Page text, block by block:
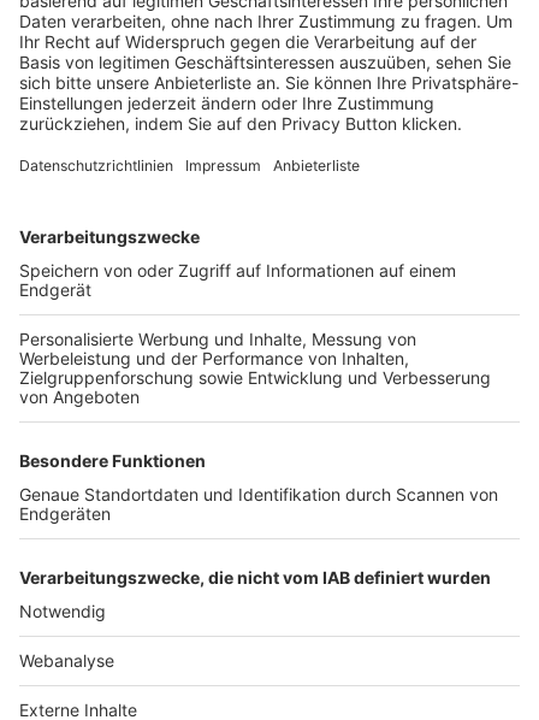
Trainerbörse
Login SpielPlus
FOLGE DEM BFV
TOP-VEREINE
TOP-PARTNER
Nutzungsbedingungen Datenschutz Impressum